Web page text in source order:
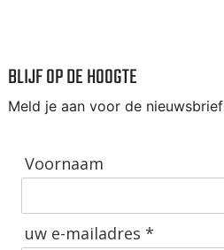
BLIJF OP DE HOOGTE
Meld je aan voor de nieuwsbrief
Voornaam
uw e-mailadres *